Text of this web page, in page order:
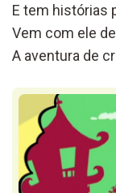
E tem histórias
Vem com ele
A aventura de